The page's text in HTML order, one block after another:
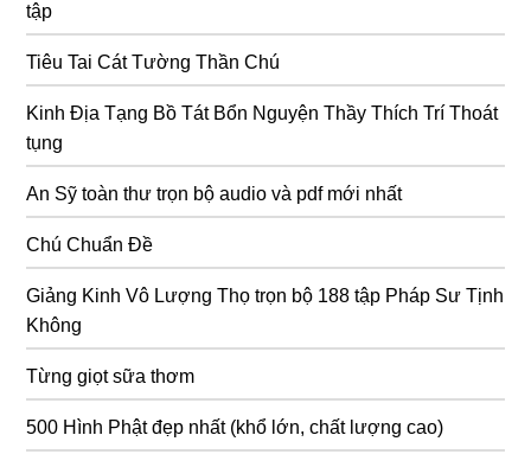
tập
Tiêu Tai Cát Tường Thần Chú
Kinh Địa Tạng Bồ Tát Bổn Nguyện Thầy Thích Trí Thoát
tụng
An Sỹ toàn thư trọn bộ audio và pdf mới nhất
Chú Chuẩn Đề
Giảng Kinh Vô Lượng Thọ trọn bộ 188 tập Pháp Sư Tịnh
Không
Từng giọt sữa thơm
500 Hình Phật đẹp nhất (khổ lớn, chất lượng cao)